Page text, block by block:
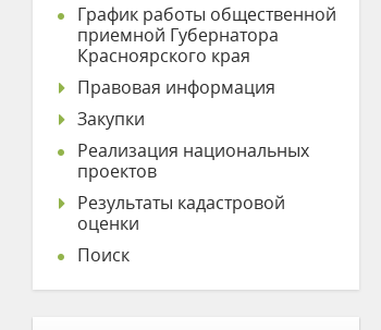
График работы общественной
приемной Губернатора
Красноярского края
Правовая информация
Закупки
Реализация национальных
проектов
Результаты кадастровой
оценки
Поиск